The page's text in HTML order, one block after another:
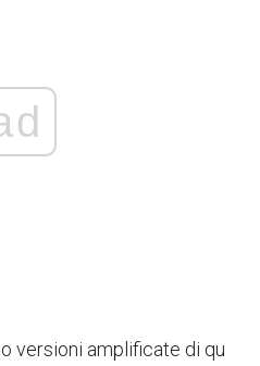
versioni amplificate di qu